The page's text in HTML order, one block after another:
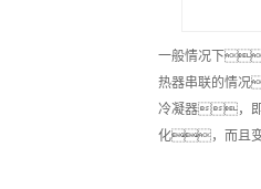
一般情况下
热器串联的情
冷凝器，即
化，而且变